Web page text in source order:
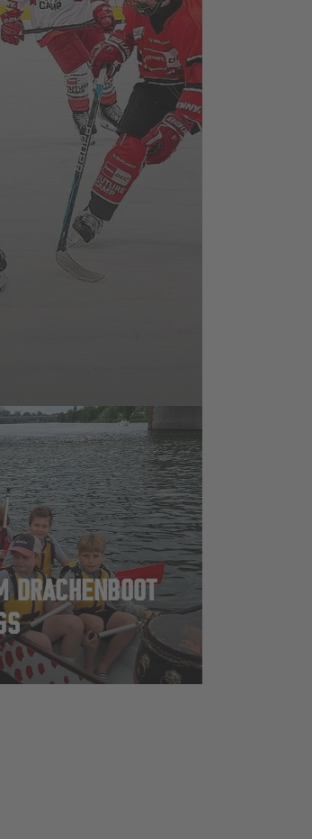
DRACHENBOOT